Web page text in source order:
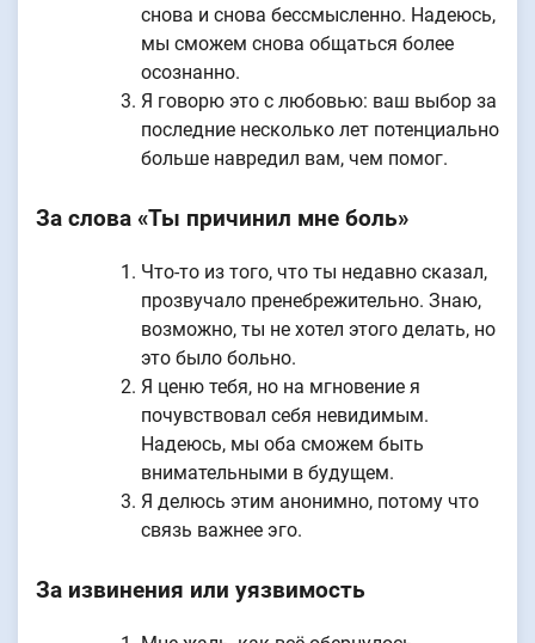
снова и снова бессмысленно. Надеюсь,
мы сможем снова общаться более
осознанно.
Я говорю это с любовью: ваш выбор за
последние несколько лет потенциально
больше навредил вам, чем помог.
За слова «Ты причинил мне боль»
Что-то из того, что ты недавно сказал,
прозвучало пренебрежительно. Знаю,
возможно, ты не хотел этого делать, но
это было больно.
Я ценю тебя, но на мгновение я
почувствовал себя невидимым.
Надеюсь, мы оба сможем быть
внимательными в будущем.
Я делюсь этим анонимно, потому что
связь важнее эго.
За извинения или уязвимость